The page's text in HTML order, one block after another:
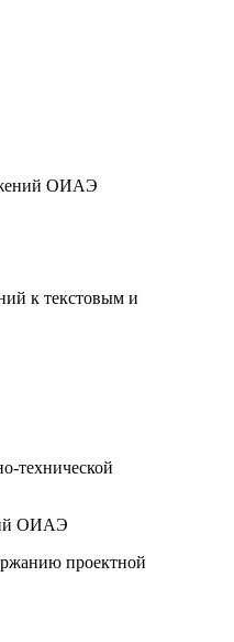
ОИАЭ
к текстовым и
технической
ОИАЭ
проектной